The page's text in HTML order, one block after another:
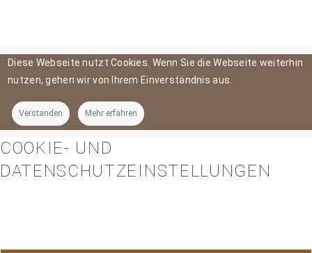
Diese Webseite nutzt Cookies. Wenn Sie die Webseite weiterhin
nutzen, gehen wir von Ihrem Einverständnis aus.
Verstanden Mehr erfahren
COOKIE- UND
DATENSCHUTZEINSTELLUNGEN